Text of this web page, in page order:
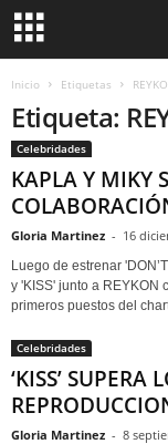
Inicio Etiquetas
Etiqueta:
Celebridades
KAPLA Y MIKY
Gloria Martinez - 16
Luego de estrenar
y 'KISS' junto a
primeros puestos del
Celebridades
‘KISS’ SUPERA
Gloria Martinez - 8